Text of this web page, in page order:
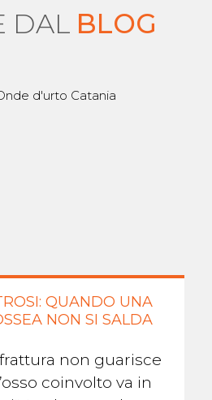
DAL BLOG
QUANDO UNA
NON SI SALDA
non guarisce
coinvolto va in